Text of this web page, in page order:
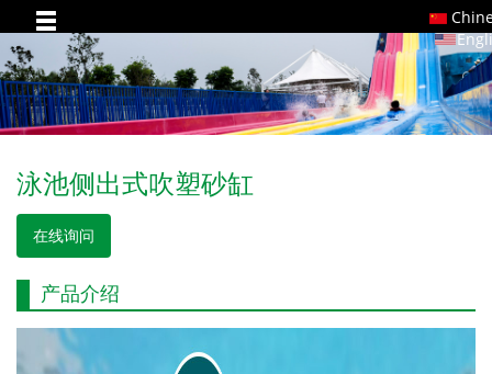
泳池侧出式吹塑砂缸
在线询问
产品介绍